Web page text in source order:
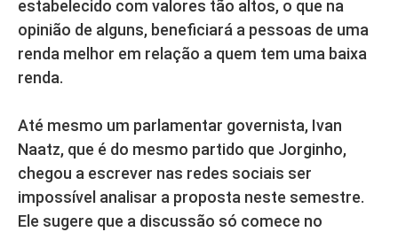
estabelecido com valores tão altos, o que na
opinião de alguns, beneficiará a pessoas de uma
renda melhor em relação a quem tem uma baixa
renda.
Até mesmo um parlamentar governista, Ivan
Naatz, que é do mesmo partido que Jorginho,
chegou a escrever nas redes sociais ser
impossível analisar a proposta neste semestre.
Ele sugere que a discussão só comece no